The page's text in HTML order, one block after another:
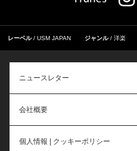
レーベル USM JAPAN ジャンル 洋楽
ニュースレター
会社概要
個人情報 | クッキーポリシー